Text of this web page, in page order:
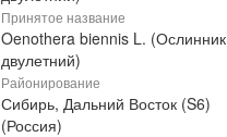
Принятое название
Oenothera biennis L. (Ослинник
двулетний)
Районирование
Сибирь, Дальний Восток (S6)
(Россия)